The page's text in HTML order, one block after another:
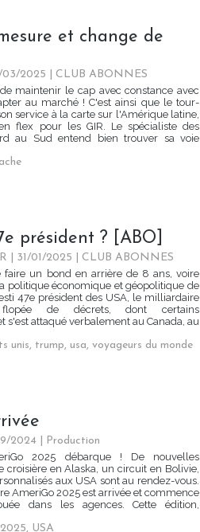
et change de
03/2025
CLUB ABONNES
maintenir le cap avec constance avec
au marché ! C'est ainsi que le tour-
service à la carte sur l'Amérique latine,
flex pour les GIR. Le spécialiste des
au Sud entend bien trouver sa voie
président ? [ABO]
| 31/01/2025
CLUB ABONNES
faire un bond en arrière de 8 ans, voire
politique économique et géopolitique de
47e président des USA, le milliardaire
de décrets, dont certains
s'est attaqué verbalement au Canada, au
unis, trump, usa, voyageurs du monde
2024
Production
2025 débarque ! De nouvelles
croisière en Alaska, un circuit en Bolivie,
aux USA sont au rendez-vous.
AmeriGo 2025 est arrivée et commence
dans les agences. Cette édition,
, USA